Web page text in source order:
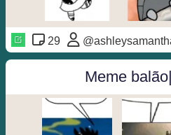
29
Meme